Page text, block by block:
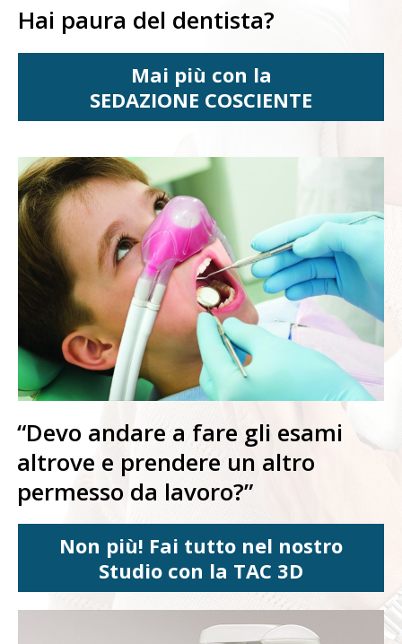
Hai paura del dentista?
Mai più con la
SEDAZIONE COSCIENTE
“Devo andare a fare gli esami
altrove e prendere un altro
permesso da lavoro?”
Non più! Fai tutto nel nostro
Studio con la TAC 3D